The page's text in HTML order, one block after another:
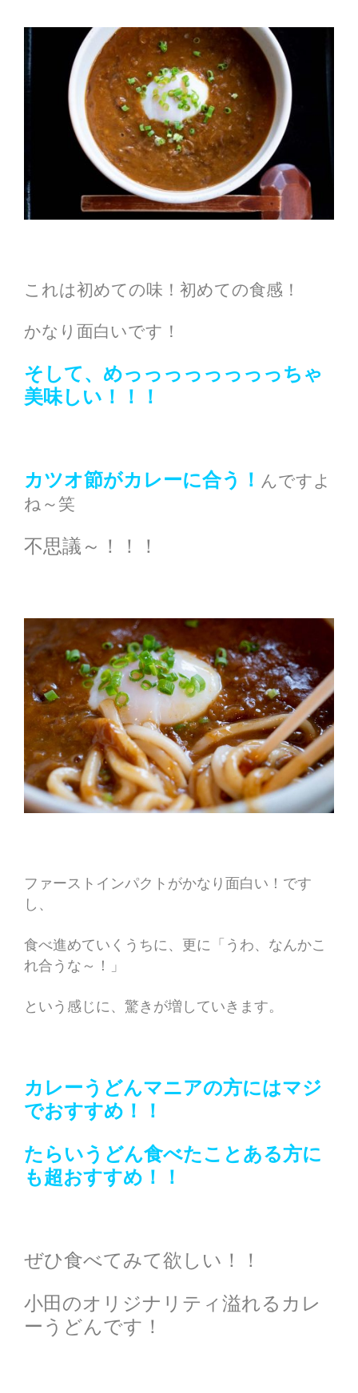
これは初めての味！初めての食感！
かなり面白いです！
そして、めっっっっっっっっちゃ
美味しい！！！
カツオ節がカレーに合う！ んですよ
ね～笑
不思議～！！！
ファーストインパクトがかなり面白い！です
し、
食べ進めていくうちに、更に「うわ、なんかこ
れ合うな～！」
という感じに、驚きが増していきます。
カレーうどんマニアの方にはマジ
でおすすめ！！
たらいうどん食べたことある方に
も超おすすめ！！
ぜひ食べてみて欲しい！！
小田のオリジナリティ溢れるカレ
ーうどんです！